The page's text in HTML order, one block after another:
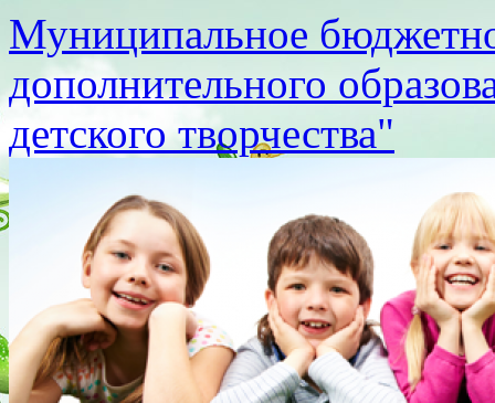
Муниципальное
дополнительного
детского творчества"